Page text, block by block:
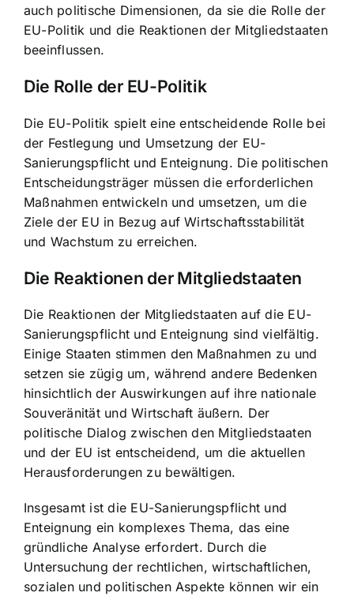
auch politische Dimensionen, da sie die Rolle der
EU-Politik und die Reaktionen der Mitgliedstaaten
beeinflussen.
Die Rolle der EU-Politik
Die EU-Politik spielt eine entscheidende Rolle bei
der Festlegung und Umsetzung der EU-
Sanierungspflicht und Enteignung. Die politischen
Entscheidungsträger müssen die erforderlichen
Maßnahmen entwickeln und umsetzen, um die
Ziele der EU in Bezug auf Wirtschaftsstabilität
und Wachstum zu erreichen.
Die Reaktionen der Mitgliedstaaten
Die Reaktionen der Mitgliedstaaten auf die EU-
Sanierungspflicht und Enteignung sind vielfältig.
Einige Staaten stimmen den Maßnahmen zu und
setzen sie zügig um, während andere Bedenken
hinsichtlich der Auswirkungen auf ihre nationale
Souveränität und Wirtschaft äußern. Der
politische Dialog zwischen den Mitgliedstaaten
und der EU ist entscheidend, um die aktuellen
Herausforderungen zu bewältigen.
Insgesamt ist die EU-Sanierungspflicht und
Enteignung ein komplexes Thema, das eine
gründliche Analyse erfordert. Durch die
Untersuchung der rechtlichen, wirtschaftlichen,
sozialen und politischen Aspekte können wir ein